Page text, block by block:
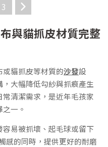
3
與貓抓皮材質完整
貓抓皮等材質的沙發設
大幅降低勾紗與抓痕產生
清潔需求，是近年毛孩家
一。
易被抓壞、起毛球或留下
感的同時，提供更好的耐磨